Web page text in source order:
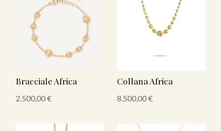
Bracciale Africa
2.500,00€
Collana Africa
8.500,00€